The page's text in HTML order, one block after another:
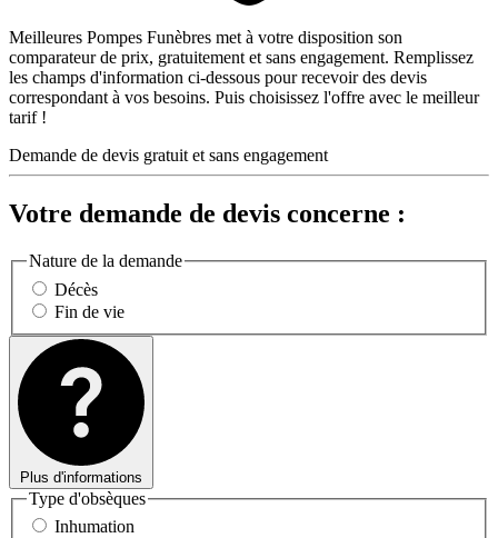
Meilleures Pompes Funèbres met à votre disposition son
comparateur de prix, gratuitement et sans engagement. Remplissez
les champs d'information ci-dessous pour recevoir des devis
correspondant à vos besoins. Puis choisissez l'offre avec le meilleur
tarif !
Demande de devis gratuit et sans engagement
Votre demande de devis concerne :
Nature de la demande
Décès
Fin de vie
Plus d'informations
Type d'obsèques
Inhumation